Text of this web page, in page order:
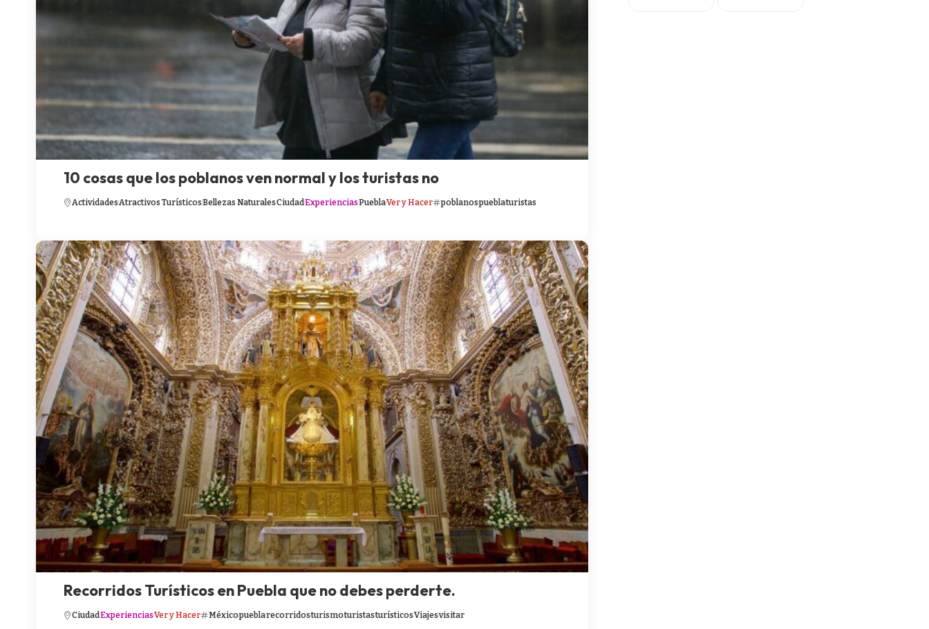
10 cosas que los poblanos ven normal y los turistas no
ActividadesAtractivos TurísticosBellezas NaturalesCiudadExperienciasPueblaVer y Hacer poblanospueblaturistas
Recorridos Turísticos en Puebla que no debes perderte.
CiudadExperienciasVer y Hacer MéxicopueblarecorridosturismoturistasturísticosViajesvisitar